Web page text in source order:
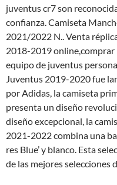
juventus cr7 son
confianza. Camiseta
2021/2022 N.. Venta
2018-2019
equipo de juventus
Juventus 2019-2020 fue
por Adidas, la camiseta
presenta un diseño
diseño excepcional, la
2021-2022 combina una
res Blue’ y blanco. Esta
de las mejores selecciones